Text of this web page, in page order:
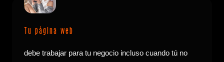
Tu página web
debe trabajar para tu negocio incluso cuando tú no